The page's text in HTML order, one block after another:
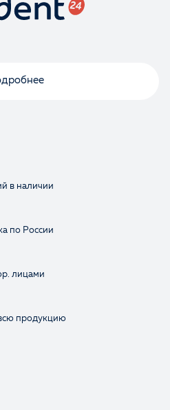
в наличии
по России
лицами
продукцию